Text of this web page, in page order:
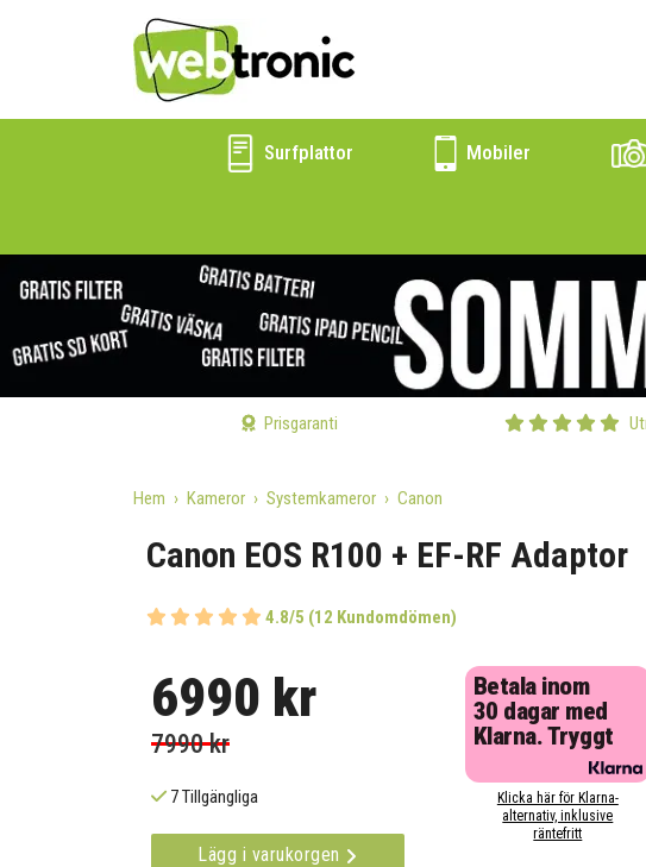
Surfplattor Mobiler
Prisgaranti
Hem Kameror Systemkameror Canon
Canon EOS R100 + EF-RF Adaptor
4.8/5 (12 Kundomdömen)
6990 kr
7990 kr
7 Tillgängliga
Lägg i varukorgen
Betala inom
30 dagar med
Klarna. Tryggt
Klicka här för Klarna-
alternativ, inklusive
räntefritt